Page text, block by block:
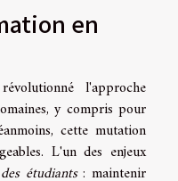
en
l'approche
y compris pour
cette mutation
L'un des enjeux
étudiants: maintenir